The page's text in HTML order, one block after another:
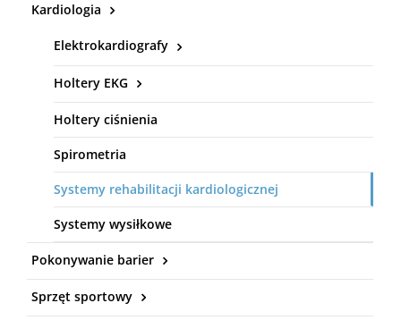
Kardiologia
Elektrokardiografy
Holtery EKG
Holtery ciśnienia
Spirometria
Systemy rehabilitacji kardiologicznej
Systemy wysiłkowe
Pokonywanie barier
Sprzęt sportowy